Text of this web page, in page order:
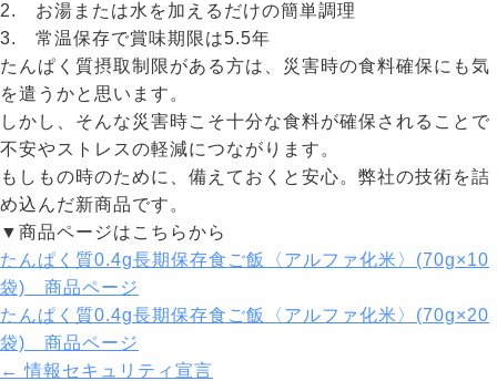
2. お湯または水を加えるだけの簡単調理
3. 常温保存で賞味期限は5.5年
たんぱく質摂取制限がある方は、災害時の食料確保にも気
を遣うかと思います。
しかし、そんな災害時こそ十分な食料が確保されることで
不安やストレスの軽減につながります。
もしもの時のために、備えておくと安心。弊社の技術を詰
め込んだ新商品です。
▼商品ページはこちらから
たんぱく質0.4g長期保存食ご飯〈アルファ化米〉(70g×10
袋) 商品ページ
たんぱく質0.4g長期保存食ご飯〈アルファ化米〉(70g×20
袋) 商品ページ
← 情報セキュリティ宣言